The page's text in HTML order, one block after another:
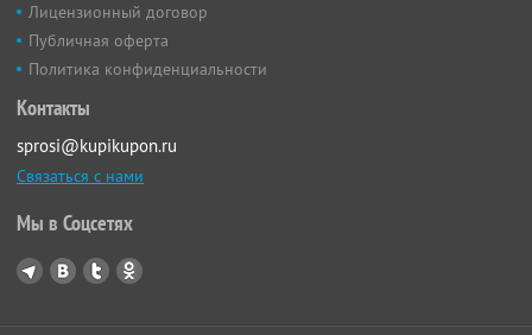
Лицензионный договор
Публичная оферта
Политика конфиденциальности
Контакты
sprosi@kupikupon.ru
Связаться с нами
Мы в Соцсетях